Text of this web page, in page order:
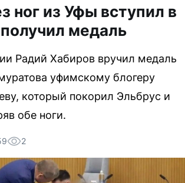
ног из Уфы вступил в
медаль
Радий Хабиров вручил медаль
уфимскому блогеру
который покорил Эльбрус и
обе ноги.
2